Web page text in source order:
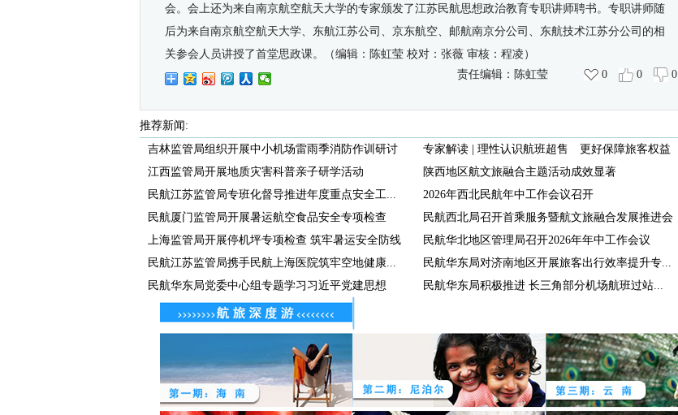
会。会上还为来自南京航空航天大学的专家颁发了江苏民航思想政治教育专职讲师聘书。专职讲师随
后为来自南京航空航天大学、东航江苏公司、京东航空、邮航南京分公司、东航技术江苏分公司的相
关参会人员讲授了首堂思政课。（编辑：陈虹莹 校对：张薇 审核：程凌）
责任编辑： 陈虹莹 0 0 0
推荐新闻:
吉林监管局组织开展中小机场雷雨季消防作训研讨
江西监管局开展地质灾害科普亲子研学活动
民航江苏监管局专班化督导推进年度重点安全工...
民航厦门监管局开展暑运航空食品安全专项检查
上海监管局开展停机坪专项检查 筑牢暑运安全防线
民航江苏监管局携手民航上海医院筑牢空地健康...
民航华东局党委中心组专题学习习近平党建思想
专家解读 | 理性认识航班超售 更好保障旅客权益
陕西地区航文旅融合主题活动成效显著
2026年西北民航年中工作会议召开
民航西北局召开首乘服务暨航文旅融合发展推进会
民航华北地区管理局召开2026年年中工作会议
民航华东局对济南地区开展旅客出行效率提升专...
民航华东局积极推进 长三角部分机场航班过站...